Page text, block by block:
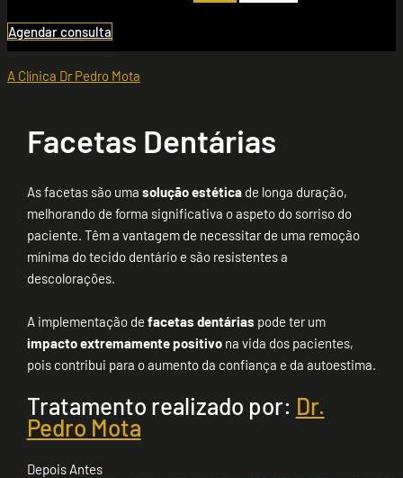
Agendar consulta
A Clínica Dr Pedro Mota
Facetas Dentárias
As facetas são uma solução estéticade longa duração,
melhorando de forma significativa o aspeto do sorriso do
paciente. Têm a vantagem de necessitar de uma remoção
mínima do tecido dentário e são resistentes a
descolorações.
A implementação de facetas dentárias pode ter um
impacto extremamente positivona vida dos pacientes,
pois contribui para o aumento da confiança e da autoestima.
Tratamento realizado por: Dr.
Pedro Mota
Depois Antes